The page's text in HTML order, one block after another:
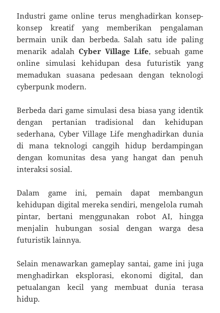
Industri game online terus menghadirkan konsep-
konsep kreatif yang memberikan pengalaman
bermain unik dan berbeda. Salah satu ide paling
menarik adalah Cyber Village Life, sebuah game
online simulasi kehidupan desa futuristik yang
memadukan suasana pedesaan dengan teknologi
cyberpunk modern.
Berbeda dari game simulasi desa biasa yang identik
dengan pertanian tradisional dan kehidupan
sederhana, Cyber Village Life menghadirkan dunia
di mana teknologi canggih hidup berdampingan
dengan komunitas desa yang hangat dan penuh
interaksi sosial.
Dalam game ini, pemain dapat membangun
kehidupan digital mereka sendiri, mengelola rumah
pintar, bertani menggunakan robot AI, hingga
menjalin hubungan sosial dengan warga desa
futuristik lainnya.
Selain menawarkan gameplay santai, game ini juga
menghadirkan eksplorasi, ekonomi digital, dan
petualangan kecil yang membuat dunia terasa
hidup.